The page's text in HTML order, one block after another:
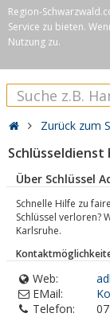
Region-
Service zu bieten.
Nutzung zu.
Zurück zum
Schlüsseldienst
Über Schlüssel
Schnelle Hilfe zu
Schlüssel verloren?
Karlsruhe.
Web:
EMail:
Telefon: